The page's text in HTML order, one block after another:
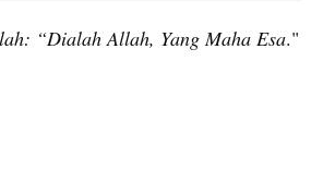
“Dialah Allah, Yang Maha Esa."